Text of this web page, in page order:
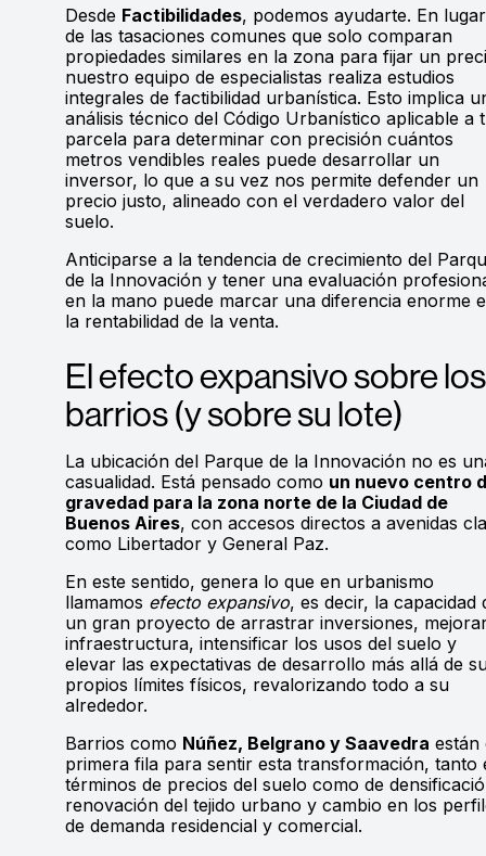
Desde Factibilidades, podemos ayudarte. En lugar
de las tasaciones comunes que solo comparan
propiedades similares en la zona para fijar un
nuestro equipo de especialistas realiza estudios
integrales de factibilidad urbanística. Esto implica
análisis técnico del Código Urbanístico aplicable a
parcela para determinar con precisión cuántos
metros vendibles reales puede desarrollar un
inversor, lo que a su vez nos permite defender un
precio justo, alineado con el verdadero valor del
suelo.
Anticiparse a la tendencia de crecimiento del
de la Innovación y tener una evaluación
en la mano puede marcar una diferencia enorme
la rentabilidad de la venta.
El efecto expansivo sobre los
barrios (y sobre su lote)
La ubicación del Parque de la Innovación no es
casualidad. Está pensado como un nuevo centro
gravedad para la zona norte de la Ciudad de
Buenos Aires, con accesos directos a avenidas
como Libertador y General Paz.
En este sentido, genera lo que en urbanismo
llamamos efecto expansivo, es decir, la capacidad
un gran proyecto de arrastrar inversiones,
infraestructura, intensificar los usos del suelo y
elevar las expectativas de desarrollo más allá de
propios límites físicos, revalorizando todo a su
alrededor.
Barrios como Núñez, Belgrano y Saavedra están
primera fila para sentir esta transformación, tanto
términos de precios del suelo como de
renovación del tejido urbano y cambio en los
de demanda residencial y comercial.